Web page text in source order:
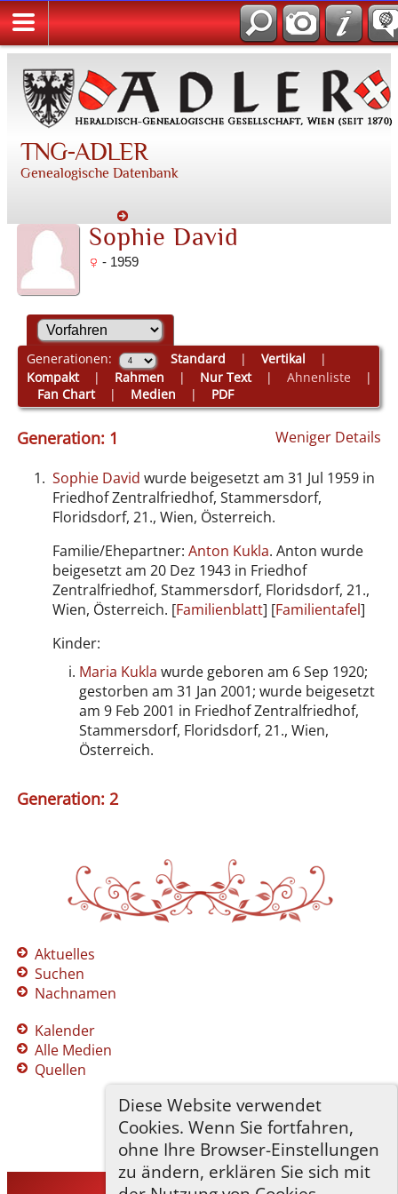
TNG-ADLER
Genealogische Datenbank
Diese Website verwendet
Cookies. Wenn Sie fortfahren,
ohne Ihre Browser-Einstellungen
zu ändern, erklären Sie sich mit
Sophie David
- 1959
Generationen: Standard | Vertikal |
Kompakt| Rahmen | Nur Text| Ahnenliste |
Fan Chart| Medien | PDF
Weniger Details
Generation: 1
1. Sophie David wurde beigesetzt am 31 Jul 1959 in
Friedhof Zentralfriedhof, Stammersdorf,
Floridsdorf, 21., Wien, Österreich.
Familie/Ehepartner: Anton Kukla. Anton wurde
beigesetzt am 20 Dez 1943 in Friedhof
Zentralfriedhof, Stammersdorf, Floridsdorf, 21.,
Wien, Österreich. [Familienblatt] [Familientafel]
Kinder:
Maria Kukla wurde geboren am 6 Sep 1920;
gestorben am 31 Jan 2001; wurde beigesetzt
am 9 Feb 2001 in Friedhof Zentralfriedhof,
Stammersdorf, Floridsdorf, 21., Wien,
Österreich.
Generation: 2
Aktuelles
Suchen
Nachnamen
Kalender
Alle Medien
Quellen